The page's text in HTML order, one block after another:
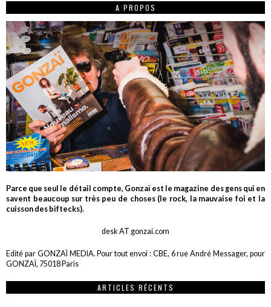
A PROPOS
Parce que seul le détail compte, Gonzaï est le magazine des gens qui en
savent beaucoup sur très peu de choses (le rock, la mauvaise foi et la
cuisson des biftecks).
desk AT gonzai.com
Edité par GONZAÏ MEDIA. Pour tout envoi : CBE, 6 rue André Messager, pour
GONZAÏ, 75018 Paris
ARTICLES RÉCENTS